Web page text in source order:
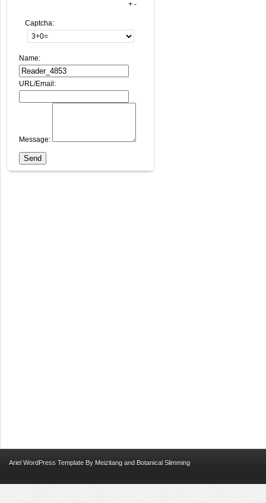
+ -
Captcha:
Name:
URL/Email:
Message:
Ariel WordPress Template By Meizitang and Botanical Slimming